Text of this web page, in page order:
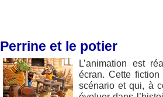
Perrine et le potier
L’animation est
écran. Cette
scénario et qui, à